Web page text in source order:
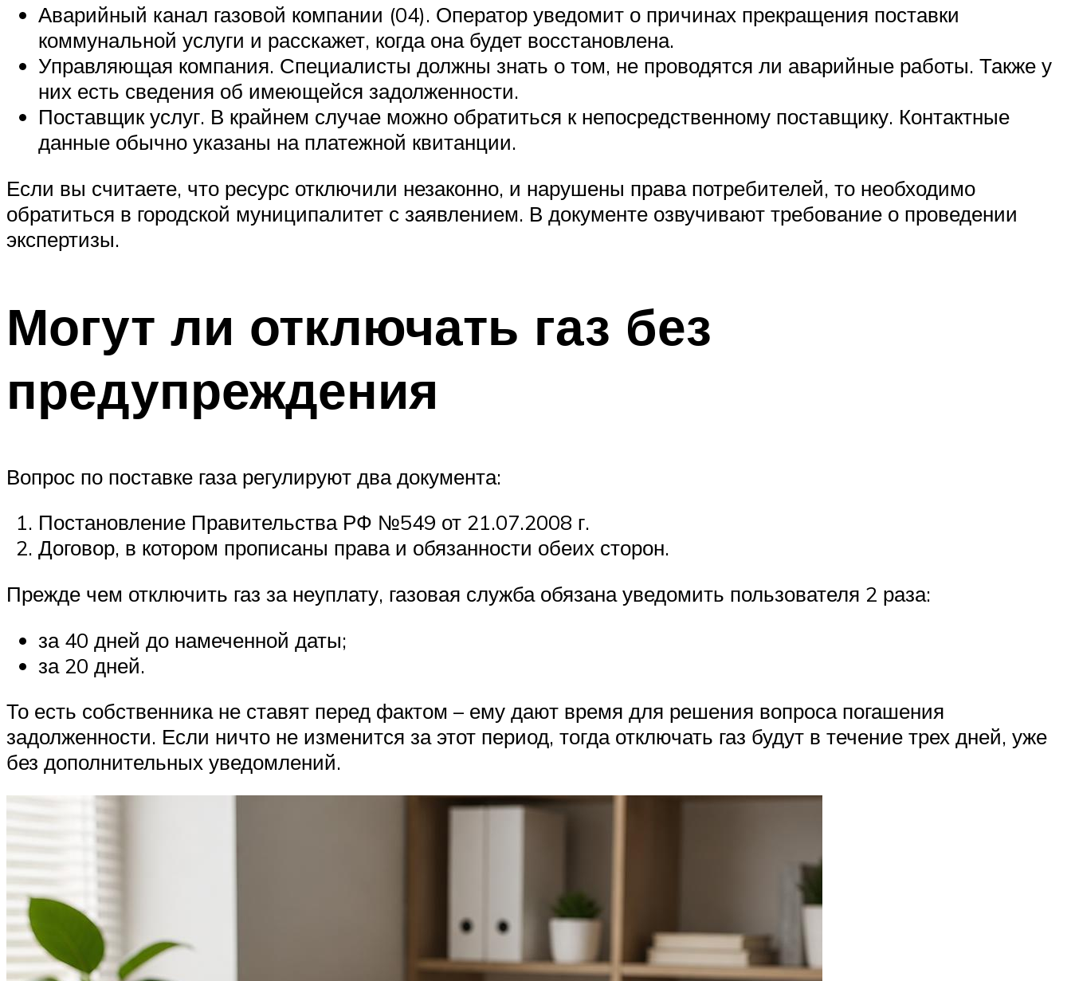
Аварийный канал газовой компании (04). Оператор уведомит о причинах прекращения поставки
коммунальной услуги и расскажет, когда она будет восстановлена.
Управляющая компания. Специалисты должны знать о том, не проводятся ли аварийные работы. Также у
них есть сведения об имеющейся задолженности.
Поставщик услуг. В крайнем случае можно обратиться к непосредственному поставщику. Контактные
данные обычно указаны на платежной квитанции.
Если вы считаете, что ресурс отключили незаконно, и нарушены права потребителей, то необходимо
обратиться в городской муниципалитет с заявлением. В документе озвучивают требование о проведении
экспертизы.
Могут ли отключать газ без
предупреждения
Вопрос по поставке газа регулируют два документа:
Постановление Правительства РФ №549 от 21.07.2008 г.
Договор, в котором прописаны права и обязанности обеих сторон.
Прежде чем отключить газ за неуплату, газовая служба обязана уведомить пользователя 2 раза:
за 40 дней до намеченной даты;
за 20 дней.
То есть собственника не ставят перед фактом – ему дают время для решения вопроса погашения
задолженности. Если ничто не изменится за этот период, тогда отключать газ будут в течение трех дней, уже
без дополнительных уведомлений.